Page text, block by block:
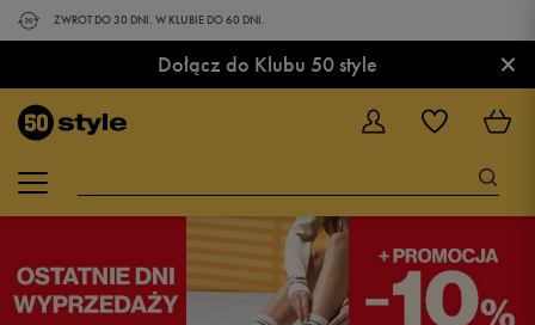
ZWROT DO 30 DNI. W KLUBIE DO 60 DNI.
Dołącz do Klubu 50 style ×